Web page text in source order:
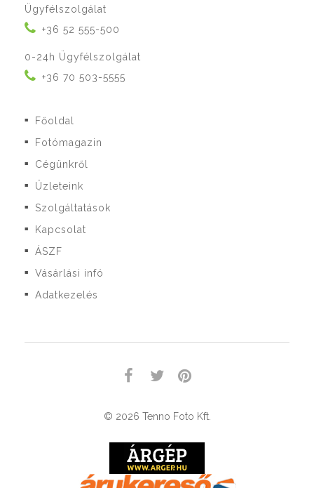
Ügyfélszolgálat
+36 52 555-500
0-24h Ügyfélszolgálat
+36 70 503-5555
■ Főoldal
■ Fotómagazin
■ Cégünkről
■ Üzleteink
■ Szolgáltatások
■ Kapcsolat
■ ÁSZF
■ Vásárlási infó
■ Adatkezelés
© 2026 Tenno Foto Kft.